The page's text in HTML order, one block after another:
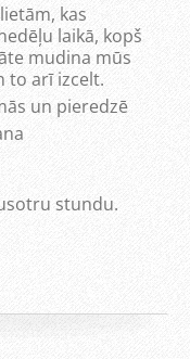
kas
laikā, kopš
mudina mūs
to arī izcelt.
un pieredzē
stundu.